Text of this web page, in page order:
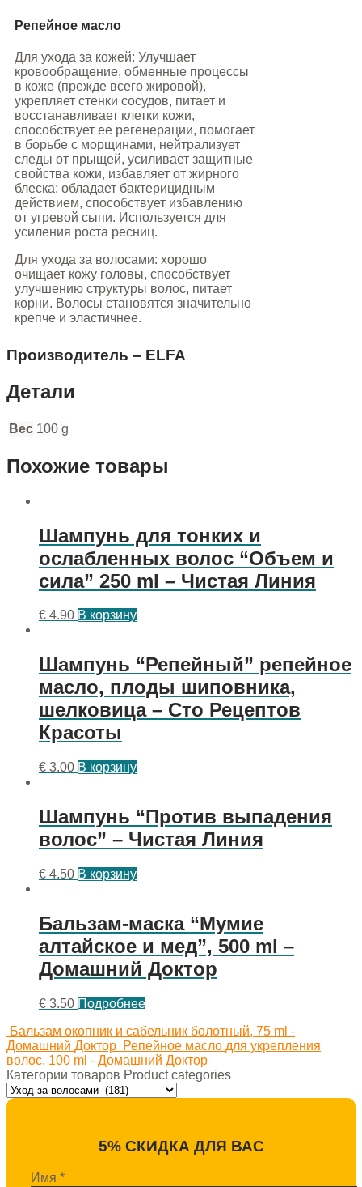
Репейное масло
Для ухода за кожей: Улучшает
кровообращение, обменные процессы
в коже (прежде всего жировой),
укрепляет стенки сосудов, питает и
восстанавливает клетки кожи,
способствует ее регенерации, помогает
в борьбе с морщинами, нейтрализует
следы от прыщей, усиливает защитные
свойства кожи, избавляет от жирного
блеска; обладает бактерицидным
действием, способствует избавлению
от угревой сыпи. Используется для
усиления роста ресниц.
Для ухода за волосами: хорошо
очищает кожу головы, способствует
улучшению структуры волос, питает
корни. Волосы становятся значительно
крепче и эластичнее.
Производитель – ELFA
Детали
Вес 100 g
Похожие товары
Шампунь для тонких и
ослабленных волос “Объем и
сила” 250 ml – Чистая Линия
€ 4.90 В корзину
Шампунь “Репейный” репейное
масло, плоды шиповника,
шелковица – Сто Рецептов
Красоты
€ 3.00 В корзину
Шампунь “Против выпадения
волос” – Чистая Линия
€ 4.50 В корзину
Бальзам-маска “Мумие
алтайское и мед”, 500 ml –
Домашний Доктор
€ 3.50 Подробнее
Бальзам окопник и сабельник болотный, 75 ml -
Домашний Доктор Репейное масло для укрепления
волос, 100 ml - Домашний Доктор
Категории товаров Product categories
5% СКИДКА ДЛЯ ВАС
Имя *